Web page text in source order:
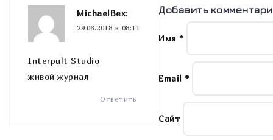
MichaelBex:
29.06.2018 в 08:11
Interpult Studio
живой журнал
Ответить
Добавить
Имя *
Email *
Сайт